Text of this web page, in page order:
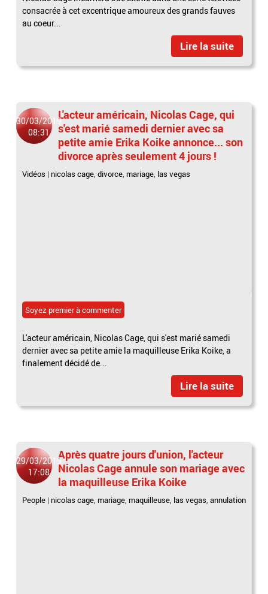
consacrée à cet excentrique amoureux des grands fauves
au coeur...
Lire la suite
30/03/2019
08:31
L'acteur américain, Nicolas Cage, qui
s'est marié samedi dernier avec sa
petite amie Erika Koike annonce... son
divorce après seulement 4 jours !
Vidéos | nicolas cage,divorce, mariage, las vegas
Soyez premier à commenter
L'acteur américain, Nicolas Cage, qui s'est marié samedi
dernier avec sa petite amie la maquilleuse Erika Koike, a
finalement décidé de...
Lire la suite
29/03/2019
17:08
Après quatre jours d'union, l'acteur
Nicolas Cage annule son mariage avec
la maquilleuse Erika Koike
People | nicolas cage, mariage, maquilleuse, las vegas,annulation